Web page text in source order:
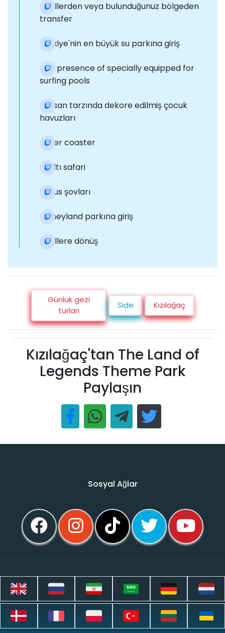
Otellerden veya bulunduğunuz bölgeden
transfer
Türkiye'nin en büyük su parkına giriş
The presence of specially equipped for
surfing pools
Korsan tarzında dekore edilmiş çocuk
havuzları
Roller coaster
Sualtı safari
Yunus şovları
Disneyland parkına giriş
Otellere dönüş
Günlük gezi
turları
Side Kızılağaç
Kızılağaç'tan The Land of
Legends Theme Park
Paylaşın
Sosyal Ağlar